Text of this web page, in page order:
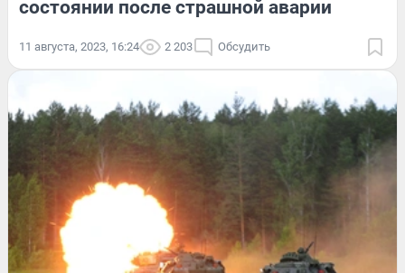
состоянии после страшной аварии
11 августа, 2023, 16:24 2 203 Обсудить